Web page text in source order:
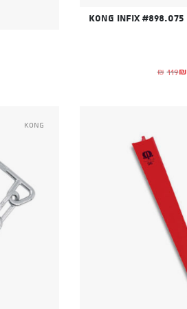
₪ 119
המחיר המקורי היה: ₪119.₪המחיר הנוכחי הוא: ₪109.
Kong